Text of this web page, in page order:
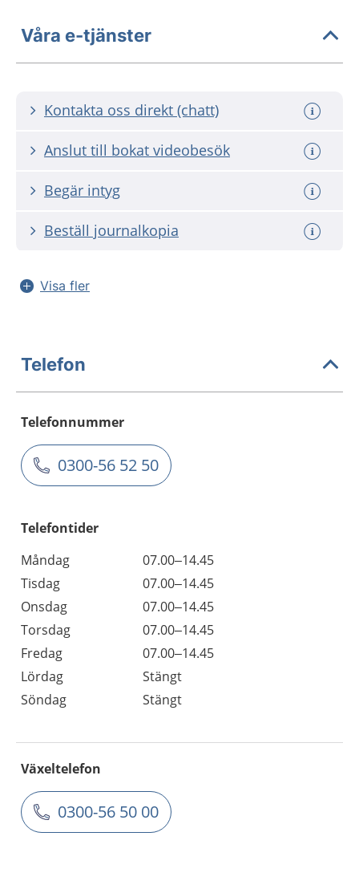
Våra e-tjänster
Kontakta oss direkt (chatt)
Anslut till bokat videobesök
Begär intyg
Beställ journalkopia
Visa fler
Telefon
Telefonnummer
0300-56 52 50
Telefontider
Måndag
07.00–14.45
Tisdag
07.00–14.45
Onsdag
07.00–14.45
Torsdag
07.00–14.45
Fredag
07.00–14.45
Lördag
Stängt
Söndag
Stängt
Växeltelefon
0300-56 50 00